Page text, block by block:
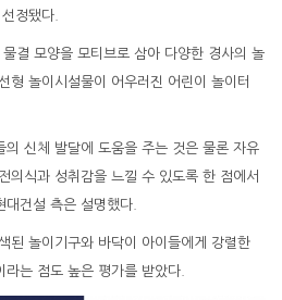
정됐다.
결 모양을 모티브로 삼아 다양한 경사의 놀
형 놀이시설물이 어우러진 어린이 놀이터
의 신체 발달에 도움을 주는 것은 물론 자유
의식과 성취감을 느낄 수 있도록 한 점에서
대건설 측은 설명했다.
된 놀이기구와 바닥이 아이들에게 강렬한
는 점도 높은 평가를 받았다.